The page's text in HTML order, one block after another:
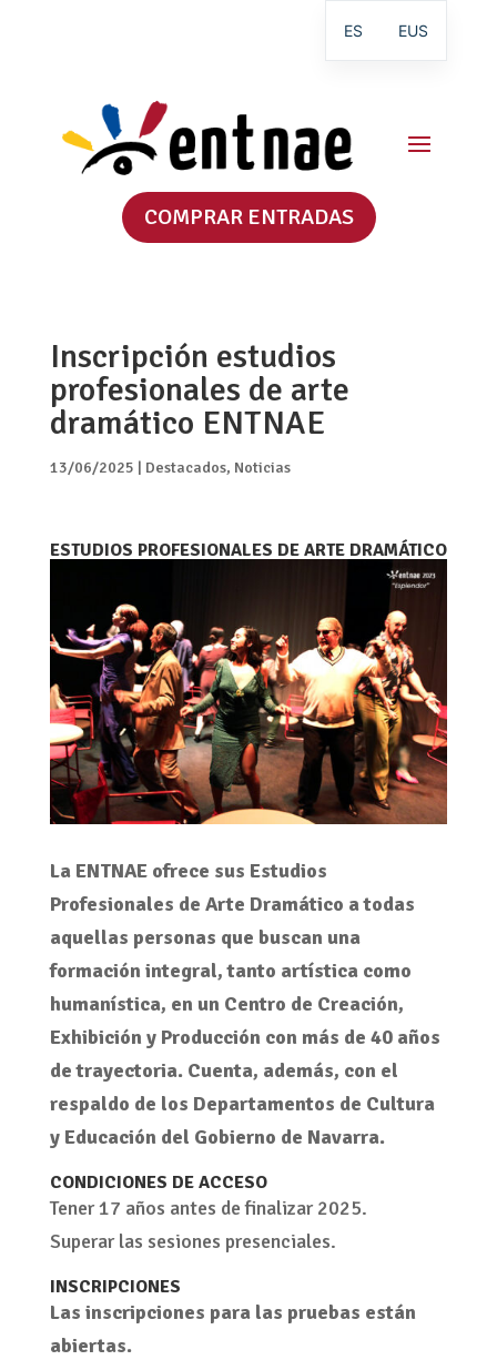
COMPRAR ENTRADAS
Inscripción estudios
profesionales de arte
dramático ENTNAE
13/06/2025 | Destacados, Noticias
ESTUDIOS PROFESIONALES DE ARTE DRAMÁTICO
La ENTNAE ofrece sus Estudios
Profesionales de Arte Dramático a todas
aquellas personas que buscan una
formación integral, tanto artística como
humanística, en un Centro de Creación,
Exhibición y Producción con más de 40 años
de trayectoria. Cuenta, además, con el
respaldo de los Departamentos de Cultura
y Educación del Gobierno de Navarra.
CONDICIONES DE ACCESO
Tener 17 años antes de finalizar 2025.
Superar las sesiones presenciales.
INSCRIPCIONES
Las inscripciones para las pruebas están
abiertas.
ES EUS